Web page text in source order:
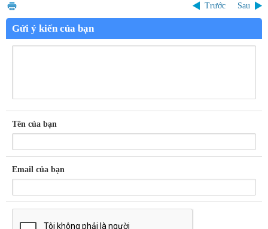
Trước Sau
Gửi ý kiến của bạn
Tên của bạn
Email của bạn